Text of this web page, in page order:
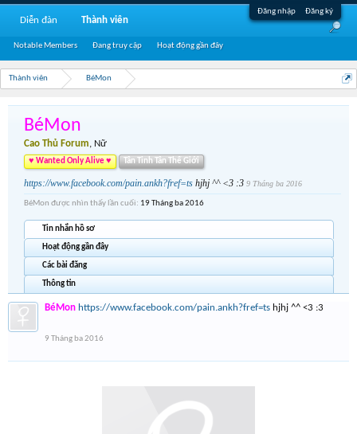
Đăng nhập Đăng ký
Thành viên BéMon
BéMon
Cao Thủ Forum, Nữ
♥ Wanted Only Alive ♥ Tân Tinh Tân Thế Giới
https://www.facebook.com/pain.ankh?fref=ts hjhj ^^ <3 :3 9 Tháng ba 2016
BéMon được nhìn thấy lần cuối: 19 Tháng ba 2016
Tin nhắn hồ sơ
Hoạt động gần đây
Các bài đăng
Thông tin
BéMon https://www.facebook.com/pain.ankh?fref=ts hjhj ^^ <3 :3
9 Tháng ba 2016
Diễn đàn Thành viên
Notable Members Đang truy cập Hoạt động gần đây